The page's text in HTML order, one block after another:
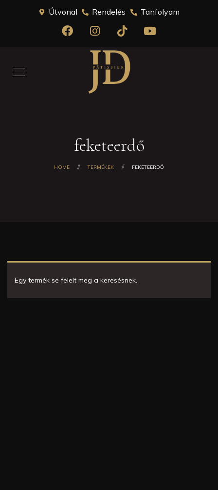
Útvonal Rendelés Tanfolyam
feketeerdő
HOME TERMÉKEK FEKETEERDŐ
Egy termék se felelt meg a keresésnek.